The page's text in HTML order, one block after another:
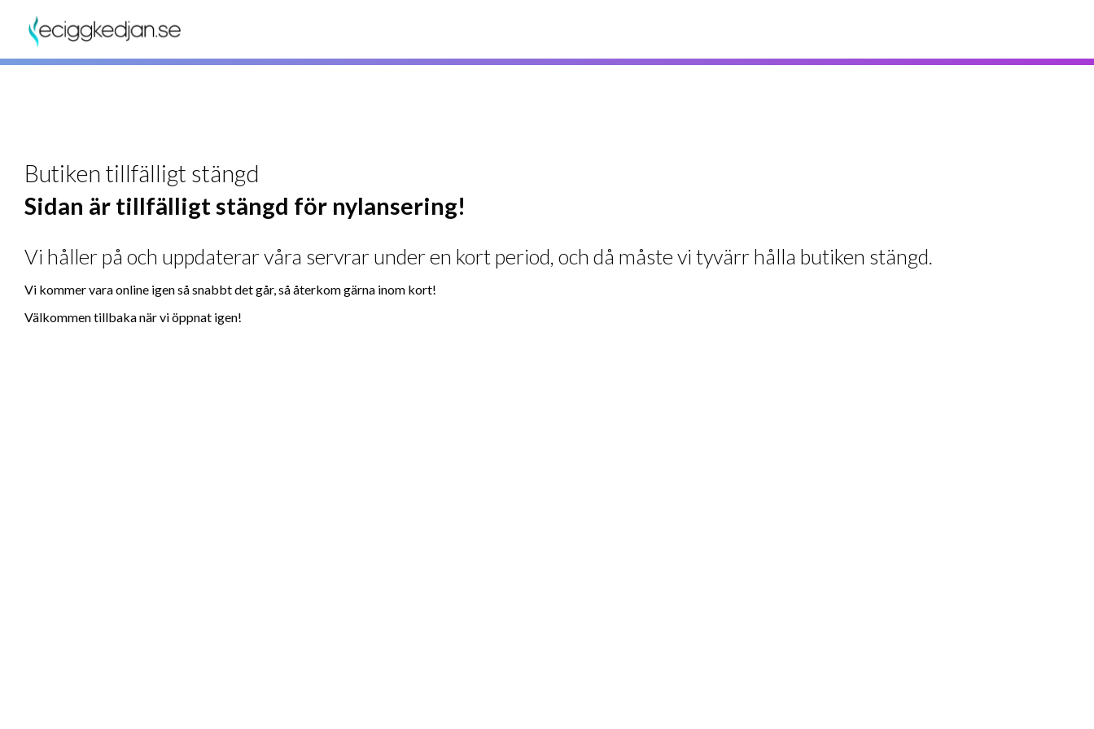
Butiken tillfälligt stängd
Sidan är tillfälligt stängd för nylansering!
Vi håller på och uppdaterar våra servrar under en kort period, och då måste vi tyvärr hålla butiken stängd.
Vi kommer vara online igen så snabbt det går, så återkom gärna inom kort!
Välkommen tillbaka när vi öppnat igen!